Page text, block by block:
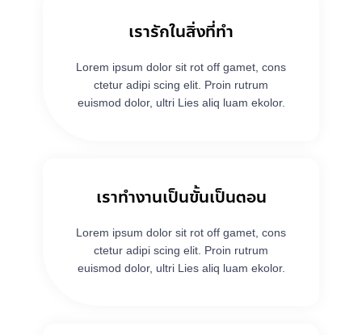
เรารักในสิ่งที่ทำ
Lorem ipsum dolor sit rot off gamet, cons
ctetur adipi scing elit. Proin rutrum
euismod dolor, ultri Lies aliq luam ekolor.
เราทำงานเป็นขั้นเป็นตอน
Lorem ipsum dolor sit rot off gamet, cons
ctetur adipi scing elit. Proin rutrum
euismod dolor, ultri Lies aliq luam ekolor.